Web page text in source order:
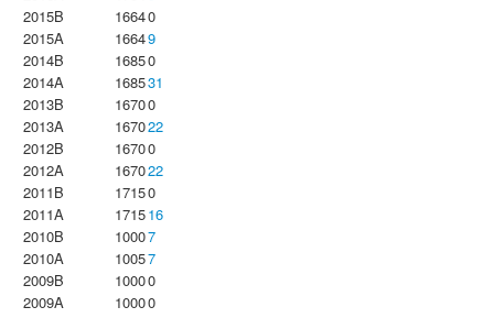
2015B
16640
2015A
16649
2014B
16850
2014A
168531
2013B
16700
2013A
167022
2012B
16700
2012A
167022
2011B
17150
2011A
171516
2010B
10007
2010A
10057
2009B
10000
2009A
10000